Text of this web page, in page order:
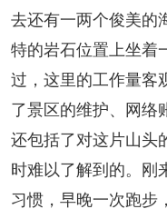
专题专栏
去还有一两个俊美的
特的岩石位置上坐着
过，这里的工作量客
了景区的维护、网络
还包括了对这片山头
时难以了解到的。刚
习惯，早晚一次跑步